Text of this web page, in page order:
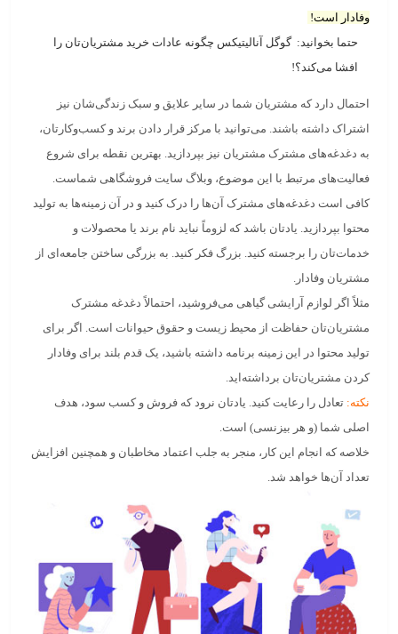
وفادار است!
حتما بخوانید: گوگل آنالیتیکس چگونه عادات خرید مشتریان‌تان را
افشا می‌کند؟!
احتمال دارد که مشتریان شما در سایر علایق و سبک زندگی‌شان نیز
اشتراک داشته باشند. می‌توانید با مرکز قرار دادن برند و کسب‌وکارتان،
به دغدغه‌های مشترک مشتریان نیز بپردازید. بهترین نقطه برای شروع
فعالیت‌های مرتبط با این موضوع، وبلاگ سایت فروشگاهی شماست.
کافی است دغدغه‌های مشترک آن‌ها را درک کنید و در آن زمینه‌ها به تولید
محتوا بپردازید. یادتان باشد که لزوماً نباید نام برند یا محصولات و
خدمات‌تان را برجسته کنید. بزرگ فکر کنید. به بزرگی ساختن جامعه‌ای از
مشتریان وفادار.
مثلاً اگر لوازم آرایشی گیاهی می‌فروشید، احتمالاً دغدغه مشترک
مشتریان‌تان حفاظت از محیط زیست و حقوق حیوانات است. اگر برای
تولید محتوا در این زمینه برنامه داشته باشید، یک قدم بلند برای وفادار
کردن مشتریان‌تان برداشته‌اید.
نکته: تعادل را رعایت کنید. یادتان نرود که فروش و کسب سود، هدف
اصلی شما (و هر بیزنسی) است.
خلاصه که انجام این کار، منجر به جلب اعتماد مخاطبان و همچنین افزایش
تعداد آن‌ها خواهد شد.